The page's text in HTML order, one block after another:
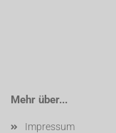
Mehr über...
Impressum